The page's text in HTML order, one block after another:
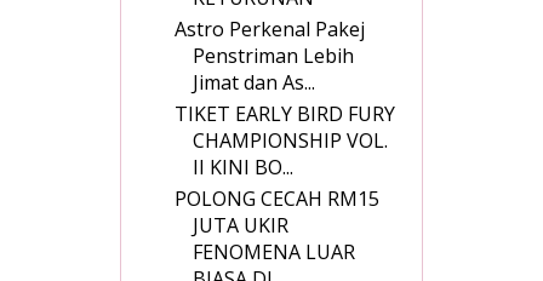
Astro Perkenal Pakej
Penstriman Lebih
Jimat dan As...
TIKET EARLY BIRD FURY
CHAMPIONSHIP VOL.
II KINI BO...
POLONG CECAH RM15
JUTA UKIR
FENOMENA LUAR